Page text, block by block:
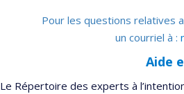
Pour les questions relatives
un courriel à :
Aide
Le Répertoire des experts à